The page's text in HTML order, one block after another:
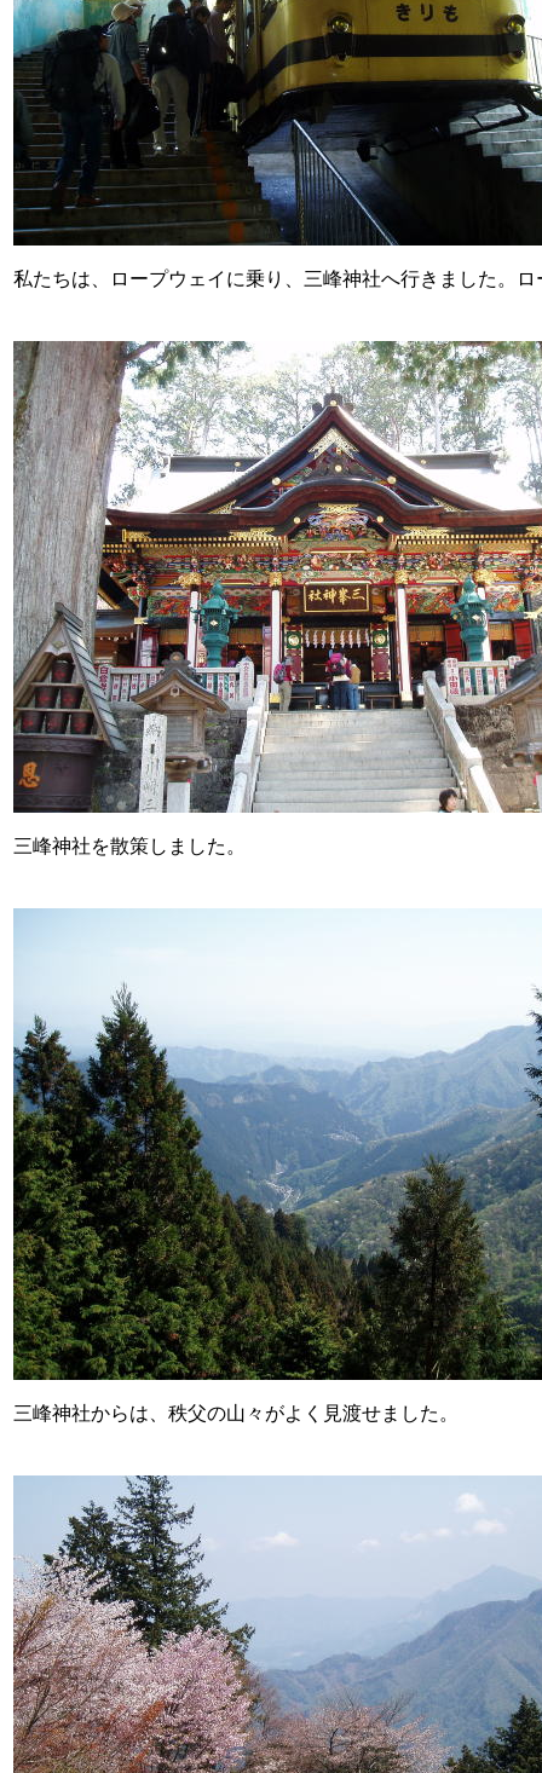
私たちは、ロープウェイに乗り、三峰神社へ行きました。
三峰神社を散策しました。
三峰神社からは、秩父の山々がよく見渡せました。